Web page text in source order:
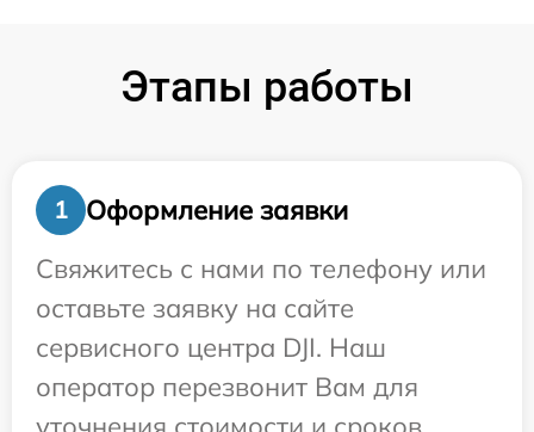
Этапы работы
1
Оформление заявки
Свяжитесь с нами по телефону или
оставьте заявку на сайте
сервисного центра DJI. Наш
оператор перезвонит Вам для